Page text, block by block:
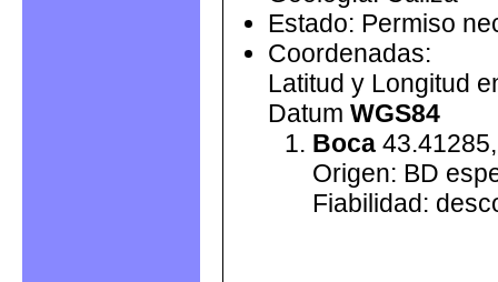
Estado: Permiso
Coordenadas:
Latitud y Longitud
Datum WGS84
Boca
Origen: BD
Fiabilidad: